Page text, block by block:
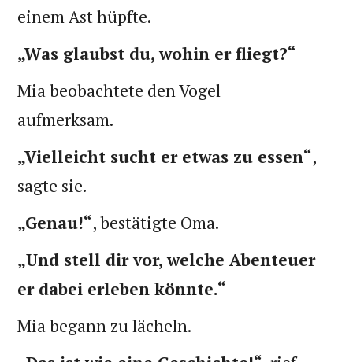
einem Ast hüpfte.
„Was glaubst du, wohin er fliegt?“
Mia beobachtete den Vogel
aufmerksam.
„Vielleicht sucht er etwas zu essen“,
sagte sie.
„Genau!“, bestätigte Oma.
„Und stell dir vor, welche Abenteuer
er dabei erleben könnte.“
Mia begann zu lächeln.